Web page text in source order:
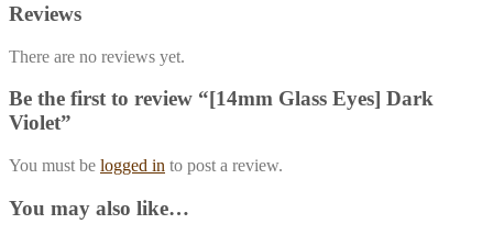
Reviews
There are no reviews yet.
Be the first to review “[14mm Glass Eyes] Dark
Violet”
You must be logged in to post a review.
You may also like…